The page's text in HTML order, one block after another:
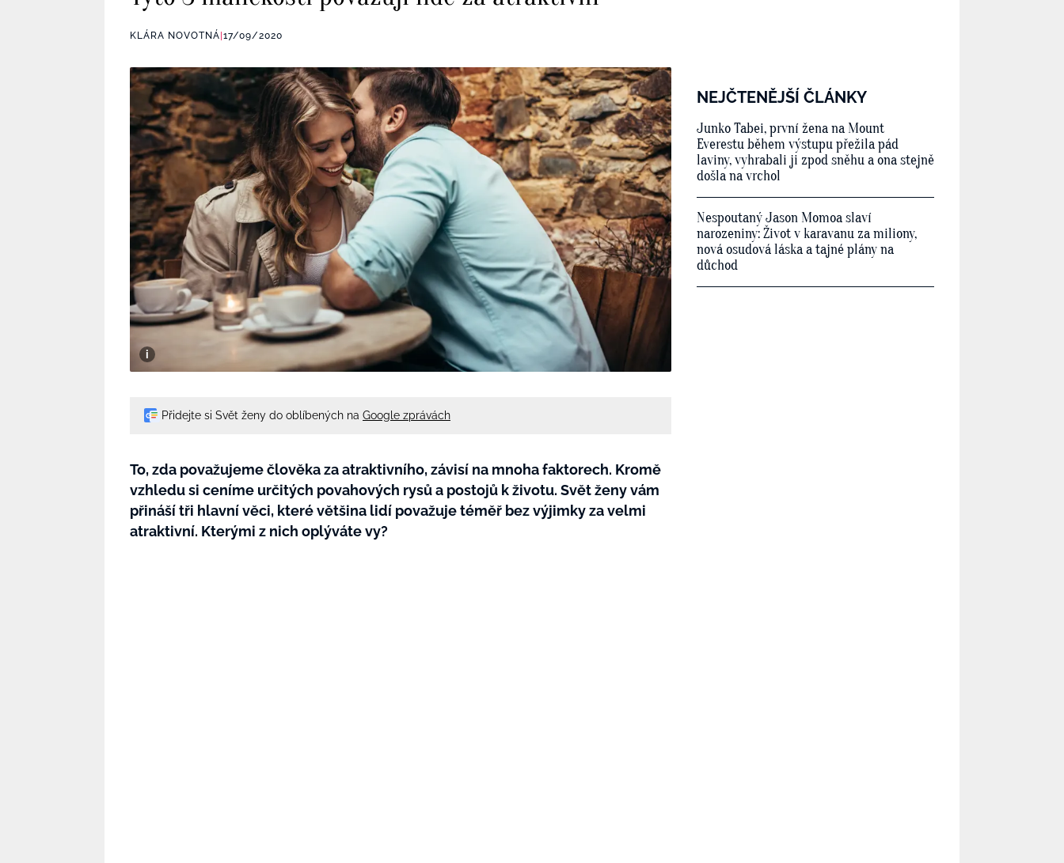
KLÁRA NOVOTNÁ 17/09/2020
Přidejte si Svět ženy do oblíbených na Google zprávách
To, zda považujeme člověka za atraktivního, závisí na mnoha faktorech. Kromě
vzhledu si ceníme určitých povahových rysů a postojů k životu. Svět ženy vám
přináší tři hlavní věci, které většina lidí považuje téměř bez výjimky za velmi
atraktivní. Kterými z nich oplýváte vy?
NEJČTENĚJŠÍ ČLÁNKY
Junko Tabei, první žena na Mount
Everestu během výstupu přežila pád
laviny, vyhrabali ji zpod sněhu a ona stejně
došla na vrchol
Nespoutaný Jason Momoa slaví
narozeniny: Život v karavanu za miliony,
nová osudová láska a tajné plány na
důchod